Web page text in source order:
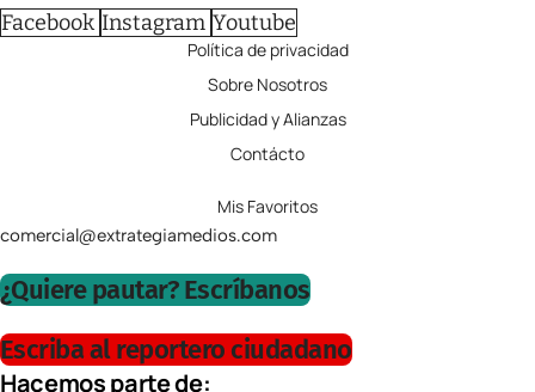
Facebook Instagram Youtube
Política de privacidad
Sobre Nosotros
Publicidad y Alianzas
Contácto
Mis Favoritos
comercial@extrategiamedios.com
¿Quiere pautar? Escríbanos
Escriba al reportero ciudadano
Hacemos parte de: